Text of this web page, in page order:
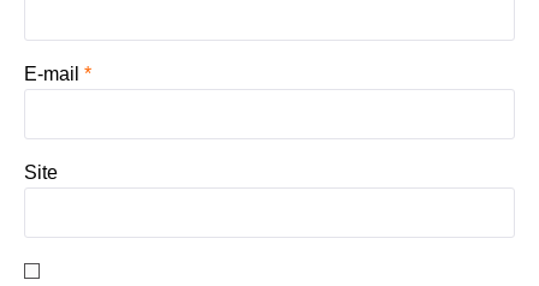
E-mail *
Site